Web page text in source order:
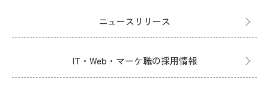
ニュースリリース
IT・Web・マーケ職の採用情報